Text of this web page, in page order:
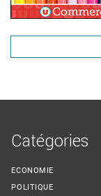
Catégories
ECONOMIE
POLITIQUE